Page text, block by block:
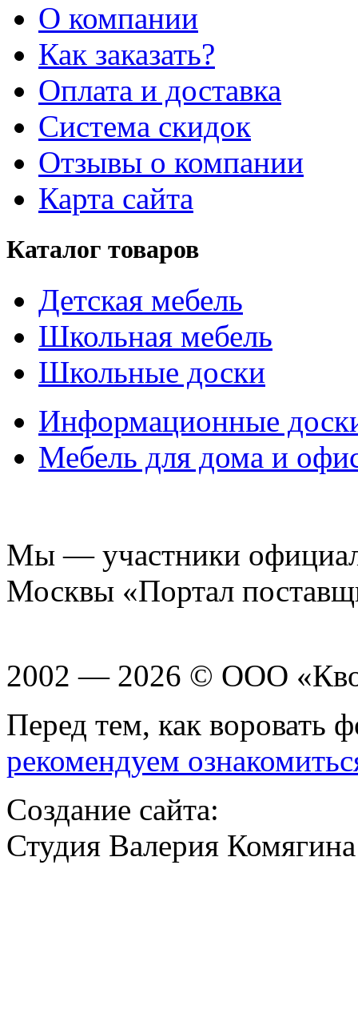
О компании
Как заказать?
Оплата и доставка
Система скидок
Отзывы о компании
Карта сайта
Каталог товаров
Детская мебель
Школьная мебель
Школьные доски
Информационные
Мебель для дома и
Мы — участники
Москвы «Портал
2002 — 2026 © ООО
Перед тем, как воровать
рекомендуем
Создание сайта:
Студия Валерия Комягина